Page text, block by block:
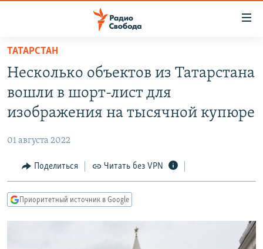
упрощенного
доступа
основному
Вернутся
Вернутся
АВТОРСКИЕ ПРОЕКТЫ
МНЕНИЯ
КУЛЬТУРА
КАВКАЗ.РЕАЛИИ
ТАТАРСТАН
Несколько объектов из Татарстана
вошли в шорт-лист для
изображения на тысячной купюре
01 августа 2022
Поделиться Читать без VPN
Приоритетный источник в Google